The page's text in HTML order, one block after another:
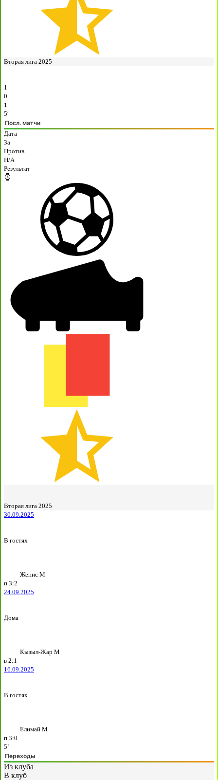
Вторая лига 2025
1
0
1
5′
Посл. матчи
Дата
За
Против
H/A
Результат
Вторая лига 2025
30.09.2025
В гостях
Женис М
п 3:2
24.09.2025
Дома
Кызыл-Жар М
в 2:1
16.09.2025
В гостях
Елимай М
п 3:0
5`
Переходы
Из клуба
В клуб